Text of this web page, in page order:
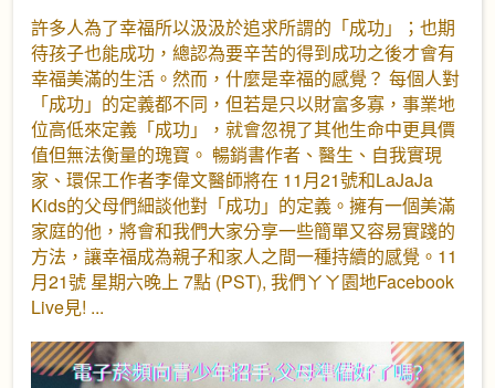
許多人為了幸福所以汲汲於追求所謂的「成功」；也期
待孩子也能成功，總認為要辛苦的得到成功之後才會有
幸福美滿的生活。然而，什麼是幸福的感覺？ 每個人對
「成功」的定義都不同，但若是只以財富多寡，事業地
位高低來定義「成功」，就會忽視了其他生命中更具價
值但無法衡量的瑰寶。 暢銷書作者、醫生、自我實現
家、環保工作者李偉文醫師將在 11月21號和LaJaJa
Kids的父母們細談他對「成功」的定義。擁有一個美滿
家庭的他，將會和我們大家分享一些簡單又容易實踐的
方法，讓幸福成為親子和家人之間一種持續的感覺。11
月21號 星期六晚上 7點 (PST), 我們ㄚㄚ園地Facebook
Live見!